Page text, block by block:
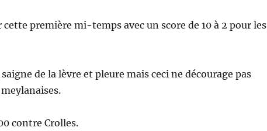
première mi-temps avec un score de 10 à 2 pour les
de la lèvre et pleure mais ceci ne décourage pas
contre Crolles.